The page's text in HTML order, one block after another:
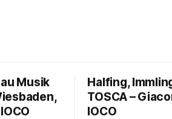
Musik
Halfing,
TOSCA –
IOCO